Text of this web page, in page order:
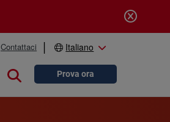
Contattaci Italiano
Close searchProva ora